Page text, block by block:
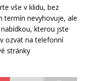
vše v klidu, bez
termín nevyhovuje, ale
kterou jste
ozvat na telefonní
stránky